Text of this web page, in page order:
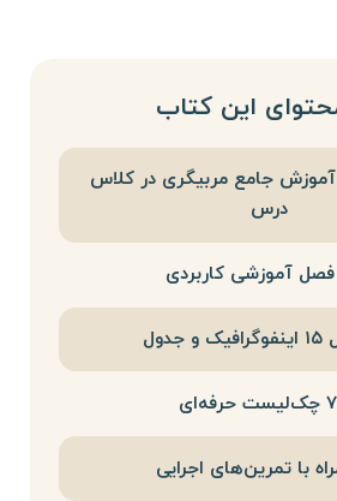
این کتاب
آموزش جامع مربیگری در کلاس
درس
با تمرین‌های اجرایی